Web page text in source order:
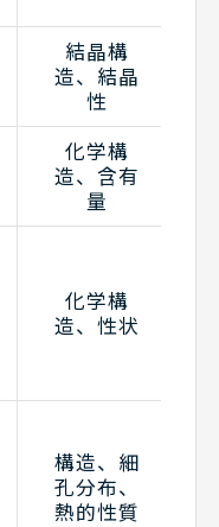
結晶構
造、結晶
性
化学構
造、含有
量
化学構
造、性状
構造、細
孔分布、
熱的性質